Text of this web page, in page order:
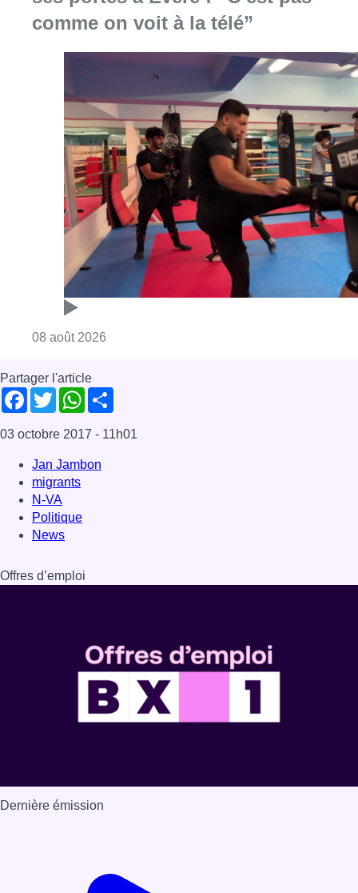
comme on voit à la télé”
08 août 2026
Partager l'article
Facebook
TwitterWhatsApp
03 octobre 2017 - 11h01
Jan Jambon
migrants
N-VA
Politique
News
Offres d’emploi
Dernière émission